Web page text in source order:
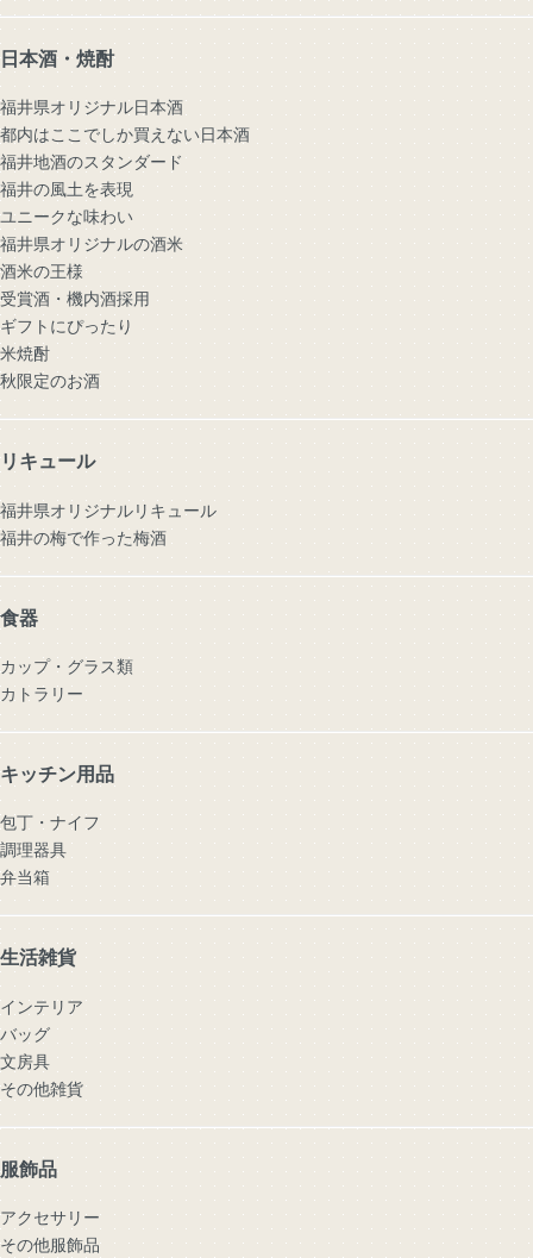
日本酒・焼酎
福井県オリジナル日本酒
都内はここでしか買えない日本酒
福井地酒のスタンダード
福井の風土を表現
ユニークな味わい
福井県オリジナルの酒米
酒米の王様
受賞酒・機内酒採用
ギフトにぴったり
米焼酎
秋限定のお酒
リキュール
福井県オリジナルリキュール
福井の梅で作った梅酒
食器
カップ・グラス類
カトラリー
キッチン用品
包丁・ナイフ
調理器具
弁当箱
生活雑貨
インテリア
バッグ
文房具
その他雑貨
服飾品
アクセサリー
その他服飾品